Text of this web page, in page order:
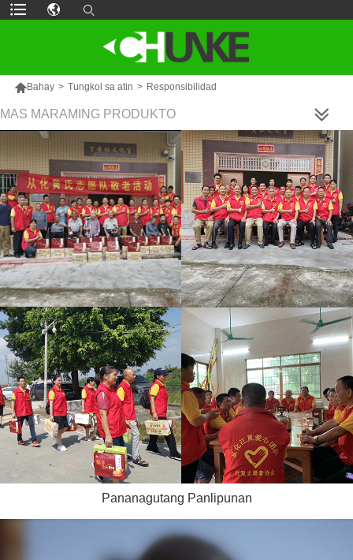
Bahay > Tungkol sa atin > Responsibilidad
MAS MARAMING PRODUKTO
Pananagutang Panlipunan